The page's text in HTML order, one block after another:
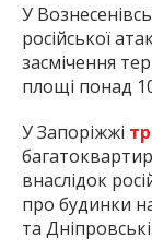
У
російської
засмічення
площі понад
У Запоріжжі
внаслідок
про будинки
та